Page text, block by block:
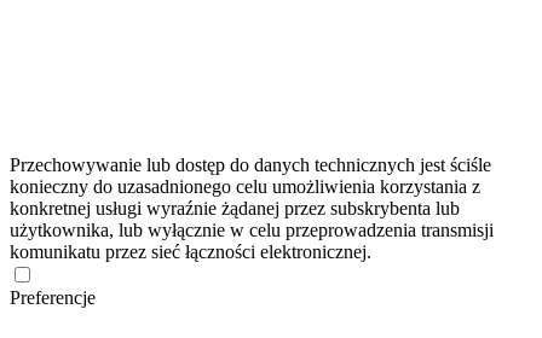
Przechowywanie lub dostęp do danych technicznych jest ściśle
konieczny do uzasadnionego celu umożliwienia korzystania z
konkretnej usługi wyraźnie żądanej przez subskrybenta lub
użytkownika, lub wyłącznie w celu przeprowadzenia transmisji
komunikatu przez sieć łączności elektronicznej.
Preferencje